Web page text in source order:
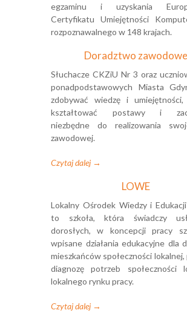
egzaminu i uzyskania
Certyfikatu Umiejętności
rozpoznawalnego w 148 krajach.
Doradztwo zawodowe
Słuchacze CKZiU Nr 3 oraz
ponadpodstawowych Miasta
zdobywać wiedzę i
kształtować postawy i
niezbędne do realizowania
zawodowej.
Czytaj dalej →
LOWE
Lokalny Ośrodek Wiedzy i Edukacji
to szkoła, która świadczy
dorosłych, w koncepcji pracy
wpisane działania edukacyjne dla
mieszkańców społeczności
diagnozę potrzeb społeczności
lokalnego rynku pracy.
Czytaj dalej →